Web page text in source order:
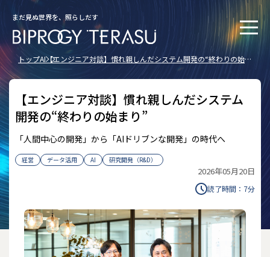
まだ見ぬ世界を、照らしだす
トップAI【エンジニア対談】慣れ親しんだシステム開発の“終わりの始ま
り”
【エンジニア対談】慣れ親しんだシステム
開発の“終わりの始まり”
「人間中心の開発」から「AIドリブンな開発」の時代へ
経営 データ活用 AI 研究開発（R&D）
2026年05月20日
読了時間： 7分